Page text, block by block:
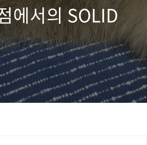
에서의 SOLID